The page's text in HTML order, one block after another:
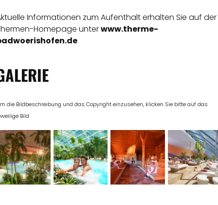
Informationen zum Aufenthalt erhalten Sie auf der
Homepage unterwww.therme-
die Bildbeschreibung und das Copyright einzusehen, klicken Sie bitte auf das
Bild.